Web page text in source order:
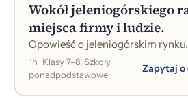
Wokół jeleniogórskiego
miejsca firmy i ludzie.
Opowieść o jeleniogórskim rynku.
1h · Klasy 7-8, Szkoły
ponadpodstawowe
Zapytaj o